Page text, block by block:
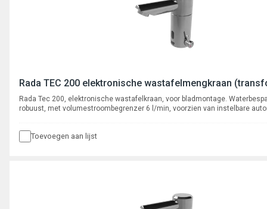
Rada TEC 200 elektronische wastafelmengkraan
Rada Tec 200, elektronische wastafelkraan, voor bladmontage.
robuust, met volumestroombegrenzer 6 l/min, voorzien van instelbare
Toevoegen aan lijst